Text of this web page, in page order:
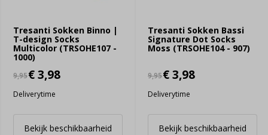
Tresanti Sokken Binno |
T-design Socks
Multicolor (TRSOHE107 -
1000)
9,95€ 3,98
Deliverytime
Bekijk beschikbaarheid
Tresanti Sokken Bassi
Signature Dot Socks
Moss (TRSOHE104 - 907)
9,95€ 3,98
Deliverytime
Bekijk beschikbaarheid